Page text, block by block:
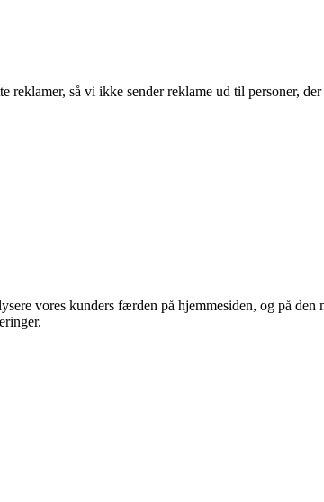
reklamer, så vi ikke sender reklame ud til personer,
vores kunders færden på hjemmesiden, og på den